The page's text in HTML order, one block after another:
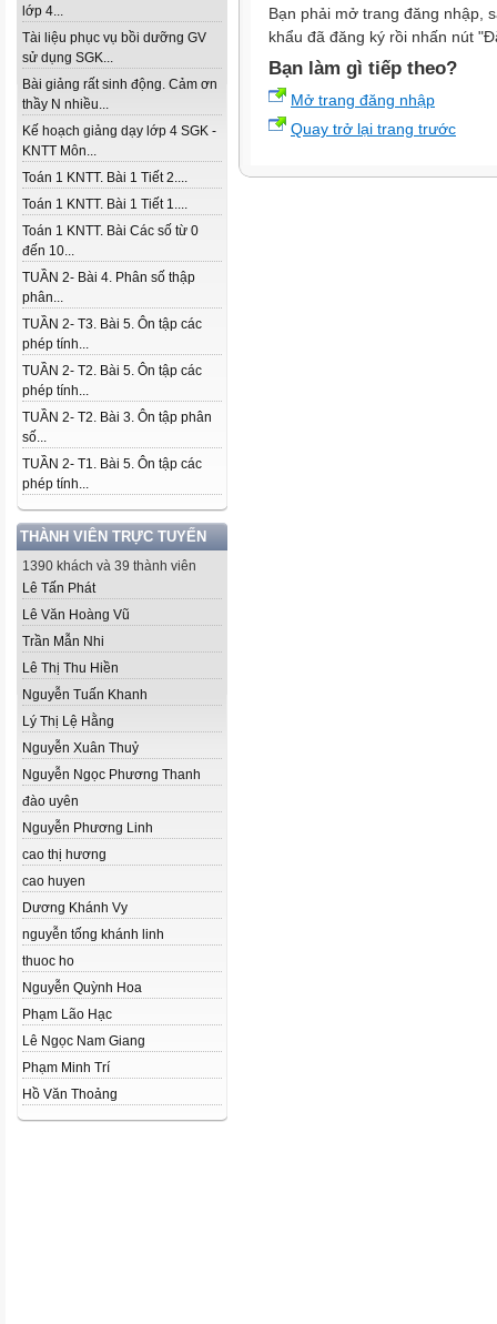
lớp 4...
Tài liệu phục vụ bồi dưỡng GV
sử dụng SGK...
Bài giảng rất sinh động. Cảm ơn
thầy N nhiều...
Kế hoạch giảng dạy lớp 4 SGK -
KNTT Môn...
Toán 1 KNTT. Bài 1 Tiết 2....
Toán 1 KNTT. Bài 1 Tiết 1....
Toán 1 KNTT. Bài Các số từ 0
đến 10...
TUẦN 2- Bài 4. Phân số thập
phân...
TUẦN 2- T3. Bài 5. Ôn tập các
phép tính...
TUẦN 2- T2. Bài 5. Ôn tập các
phép tính...
TUẦN 2- T2. Bài 3. Ôn tập phân
số...
TUẦN 2- T1. Bài 5. Ôn tập các
phép tính...
THÀNH VIÊN TRỰC TUYẾN
1390 khách và 39 thành viên
Lê Tấn Phát
Lê Văn Hoàng Vũ
Trần Mẫn Nhi
Lê Thị Thu Hiền
Nguyễn Tuấn Khanh
Lý Thị Lệ Hằng
Nguyễn Xuân Thuỷ
Nguyễn Ngọc Phương Thanh
đào uyên
Nguyễn Phương Linh
cao thị hương
cao huyen
Dương Khánh Vy
nguyễn tống khánh linh
thuoc ho
Nguyễn Quỳnh Hoa
Phạm Lão Hạc
Lê Ngọc Nam Giang
Phạm Minh Trí
Hồ Văn Thoảng
Bạn phải mở trang đăng nhập,
khẩu đã đăng ký rồi nhấn nút
Bạn làm gì tiếp theo?
Mở trang đăng nhập
Quay trở lại trang trước